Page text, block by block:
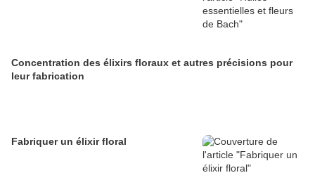
Concentration des élixirs floraux et autres précisions pour
leur fabrication
Fabriquer un élixir floral